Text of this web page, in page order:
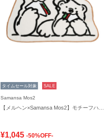
タイムセール対象 SALE
Samansa Mos2
¥1,045 -50%OFF-